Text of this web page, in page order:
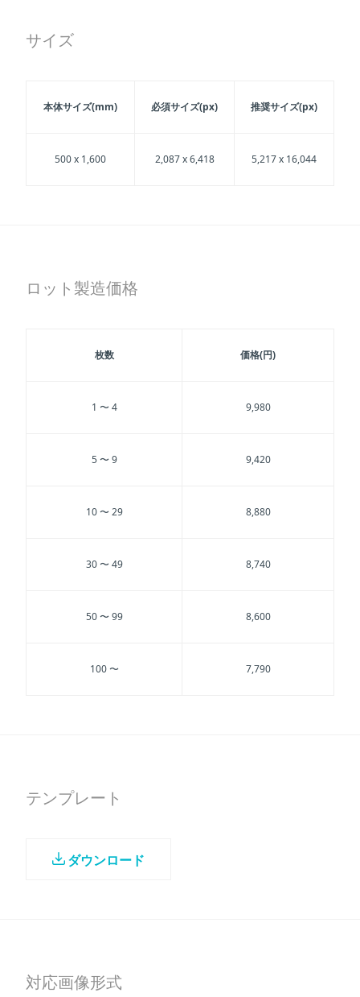
サイズ
本体サイズ(mm) 必須サイズ(px) 推奨サイズ(px)
500 x 1,600 2,087 x 6,418 5,217 x 16,044
ロット製造価格
枚数 価格(円)
1 〜 4 9,980
5 〜 9 9,420
10 〜 29 8,880
30 〜 49 8,740
50 〜 99 8,600
100 〜 7,790
テンプレート
ダウンロード
対応画像形式